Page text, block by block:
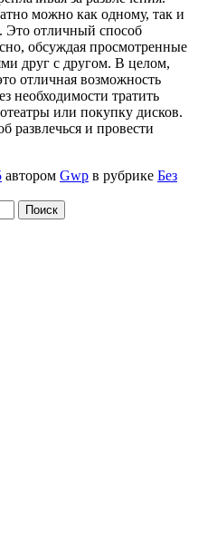
можно как одному, так и
Это отличный способ
обсуждая просмотренные
друг с другом. В целом,
отличная возможность
необходимости тратить
или покупку дисков.
развлечься и провести
автором Gwp в рубрике Без